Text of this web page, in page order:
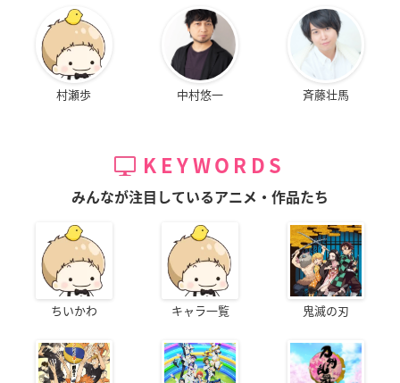
村瀬歩 中村悠一 斉藤壮馬
KEYWORDS
みんなが注目しているアニメ・作品たち
ちいかわ キャラ一覧 鬼滅の刃